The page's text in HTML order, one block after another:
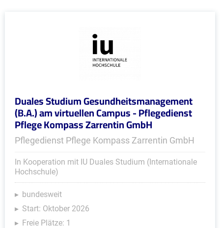
Duales Studium Gesundheitsmanagement
(B.A.) am virtuellen Campus - Pflegedienst
Pflege Kompass Zarrentin GmbH
Pflegedienst Pflege Kompass Zarrentin GmbH
In Kooperation mit IU Duales Studium (Internationale
Hochschule)
bundesweit
Start: Oktober 2026
Freie Plätze: 1